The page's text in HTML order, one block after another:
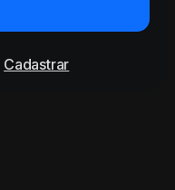
Cadastrar